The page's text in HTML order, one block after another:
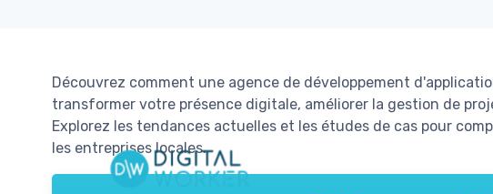
Découvrez comment une agence de développement
transformer votre présence digitale, améliorer la gestion de
Explorez les tendances actuelles et les études de cas pour
les entreprises locales.